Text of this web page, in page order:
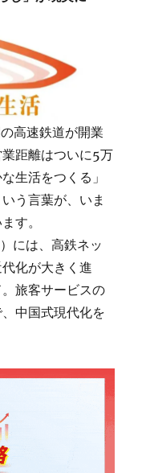
高速鉄道が開業
距離はついに5万
生活をつくる」
う言葉が、いま
す。
には、高鉄ネッ
化が大きく進
旅客サービスの
中国式現代化を